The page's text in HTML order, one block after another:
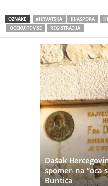
OZNAKE #HRVATSKA DIJASPORA
OCEKUJTE VISE
REGISTRACIJA
Dašak
spomen na “oca
Buntića